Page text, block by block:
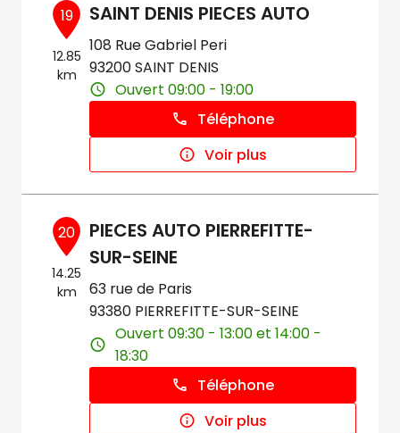
19
12.85
km
SAINT DENIS PIECES AUTO
108 Rue Gabriel Peri
93200 SAINT DENIS
Ouvert 09:00 - 19:00
Téléphone
Voir plus
20
14.25
km
PIECES AUTO PIERREFITTE-
SUR-SEINE
63 rue de Paris
93380 PIERREFITTE-SUR-SEINE
Ouvert 09:30 - 13:00 et 14:00 -
18:30
Téléphone
Voir plus